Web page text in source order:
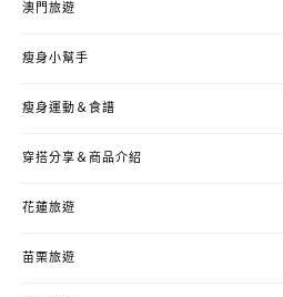
澳門旅遊
瘦身小幫手
瘦身運動＆食譜
穿搭分享＆商品介紹
花蓮旅遊
苗栗旅遊